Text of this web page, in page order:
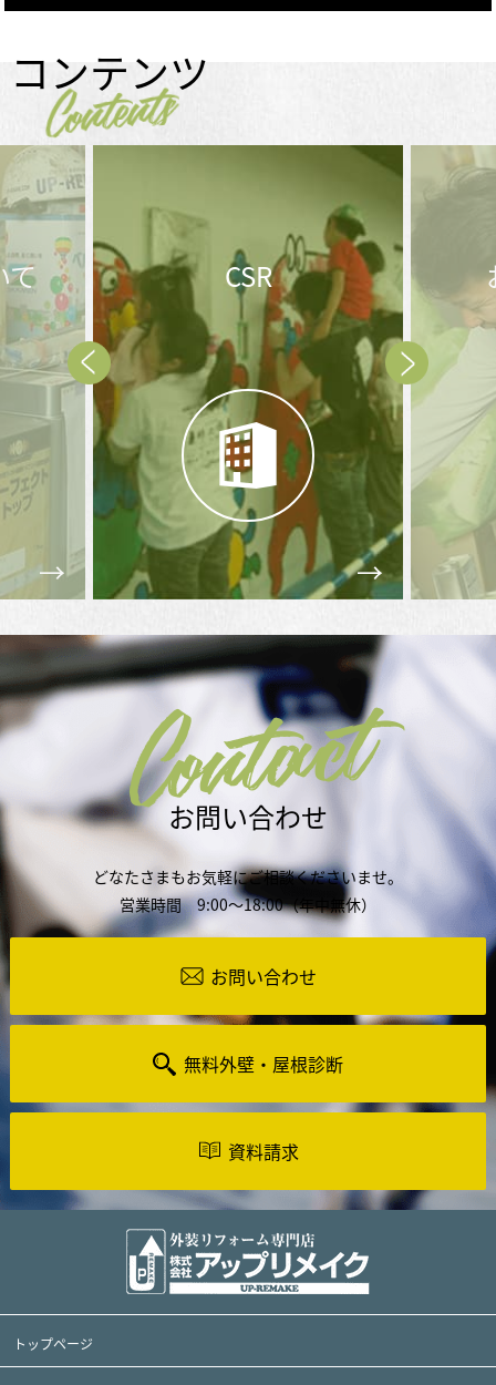
コンテンツ
Contents
お問合せ後の
流れ
Prev Next
Contact
お問い合わせ
どなたさまもお気軽にご相談くださいませ。
営業時間 9:00～18:00（年中無休）
お問い合わせ
無料外壁・屋根診断
資料請求
トップページ